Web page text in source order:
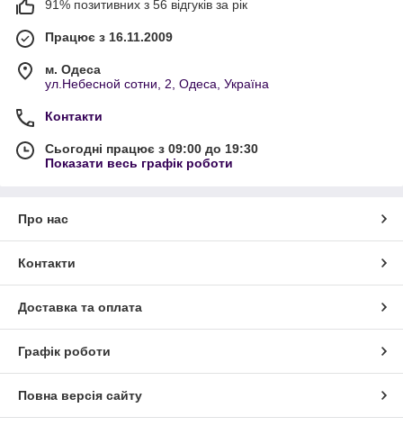
91% позитивних з 56 відгуків за рік
Працює з 16.11.2009
м. Одеса
ул.Небесной сотни, 2, Одеса, Україна
Контакти
Сьогодні працює з 09:00 до 19:30
Показати весь графік роботи
Про нас
Контакти
Доставка та оплата
Графік роботи
Повна версія сайту